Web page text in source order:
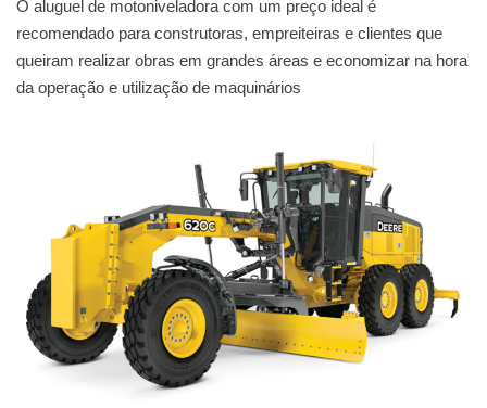
O aluguel de motoniveladora com um preço ideal é
recomendado para construtoras, empreiteiras e clientes que
queiram realizar obras em grandes áreas e economizar na hora
da operação e utilização de maquinários